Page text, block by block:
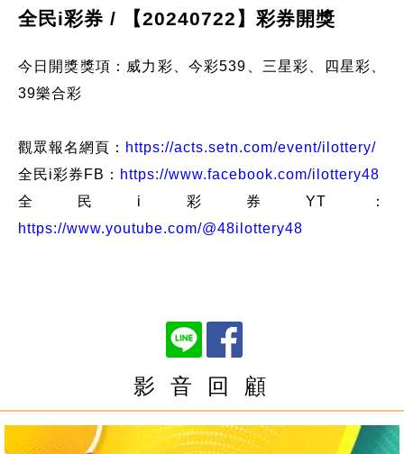
全民i彩券 / 【20240722】彩券開獎
今日開獎獎項：威力彩、今彩539、三星彩、四星彩、
39樂合彩
觀眾報名網頁： https://acts.setn.com/event/ilottery/
全民i彩券FB： https://www.facebook.com/ilottery48
全民i彩券YT：
https://www.youtube.com/@48ilottery48
影 音 回 顧